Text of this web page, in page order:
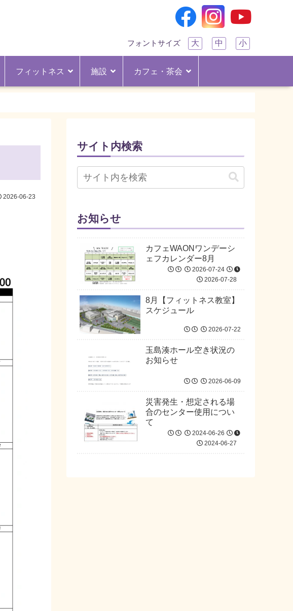
フォントサイズ 大 中 小
フィットネス 施設 カフェ・茶会
2026-06-23
サイト内検索
お知らせ
カフェWAONワンデーシ
ェフカレンダー8月
2026-07-24
2026-07-28
8月【フィットネス教室】
スケジュール
2026-07-22
玉島湊ホール空き状況の
お知らせ
2026-06-09
災害発生・想定される場
合のセンター使用につい
て
2024-06-26
2024-06-27